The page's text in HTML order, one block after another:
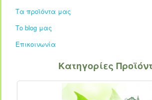
Τα προϊόντα μας
Το blog μας
Επικοινωνία
Κατηγορίες